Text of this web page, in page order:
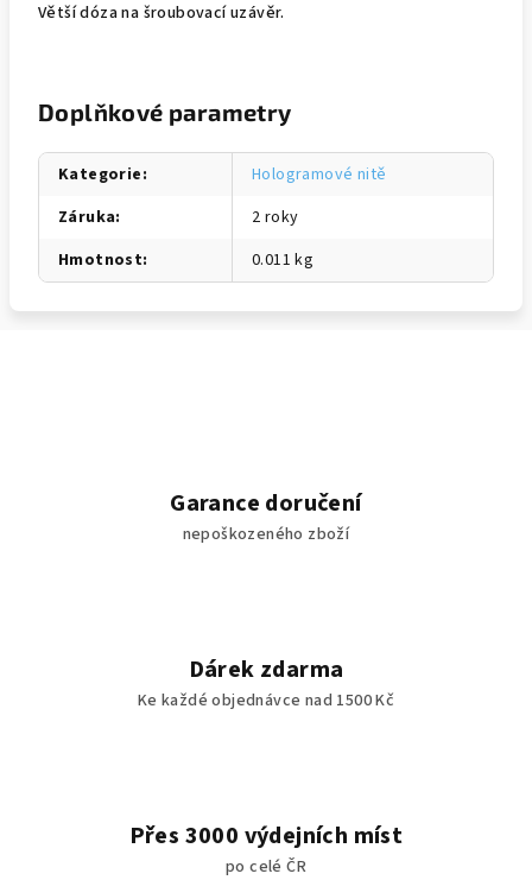
Větší dóza na šroubovací uzávěr.
Doplňkové parametry
Kategorie:
Hologramové nitě
Záruka:
2 roky
Hmotnost: 0.011 kg
Garance doručení
nepoškozeného zboží
Dárek zdarma
Ke každé objednávce nad 1500 Kč
Přes 3000 výdejních míst
po celé ČR